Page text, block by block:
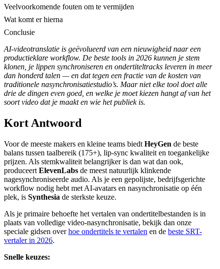
Veelvoorkomende fouten om te vermijden
Wat komt er hierna
Conclusie
AI-videotranslatie is geëvolueerd van een nieuwigheid naar een
productieklare workflow. De beste tools in 2026 kunnen je stem
klonen, je lippen synchroniseren en ondertiteltracks leveren in meer
dan honderd talen — en dat tegen een fractie van de kosten van
traditionele nasynchronisatiestudio’s. Maar niet elke tool doet alle
drie de dingen even goed, en welke je moet kiezen hangt af van het
soort video dat je maakt en wie het publiek is.
Kort Antwoord
Voor de meeste makers en kleine teams biedt HeyGen de beste
balans tussen taalbereik (175+), lip-sync kwaliteit en toegankelijke
prijzen. Als stemkwaliteit belangrijker is dan wat dan ook,
produceert ElevenLabs de meest natuurlijk klinkende
nagesynchroniseerde audio. Als je een gepolijste, bedrijfsgerichte
workflow nodig hebt met AI-avatars en nasynchronisatie op één
plek, is Synthesia de sterkste keuze.
Als je primaire behoefte het vertalen van ondertitelbestanden is in
plaats van volledige video-nasynchronisatie, bekijk dan onze
speciale gidsen overhoe ondertitels te vertalen en de beste SRT-
vertaler in 2026.
Snelle keuzes: